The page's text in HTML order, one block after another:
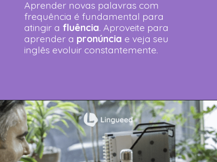
Aprender novas palavras com
frequência é fundamental para
atingir a fluência. Aproveite para
aprender a pronúncia e veja seu
inglês evoluir constantemente.